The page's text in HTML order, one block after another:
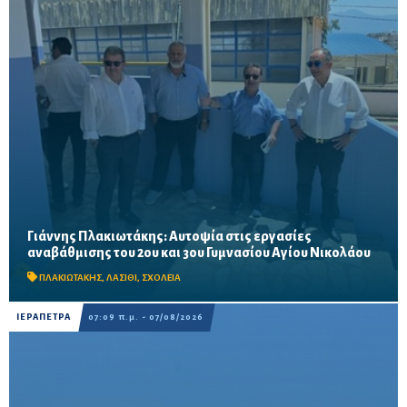
Γιάννης Πλακιωτάκης: Αυτοψία στις εργασίες
αναβάθμισης του 2ου και 3ου Γυμνασίου Αγίου Νικολάου
ΠΛΑΚΙΩΤΑΚΗΣ, ΛΑΣΙΘΙ, ΣΧΟΛΕΙΑ
Οι παρεμβάσεις του προγράμματος «Μαριέττα Γιαννάκου»
αναμένεται να ολοκληρωθούν πριν από τη νέα σχολική χρονιά –
Προβλέπονται ανακαινίσεις αιθουσών, αύλειων και...
ΙΕΡΑΠΕΤΡΑ 07:09 π.μ. - 07/08/2026